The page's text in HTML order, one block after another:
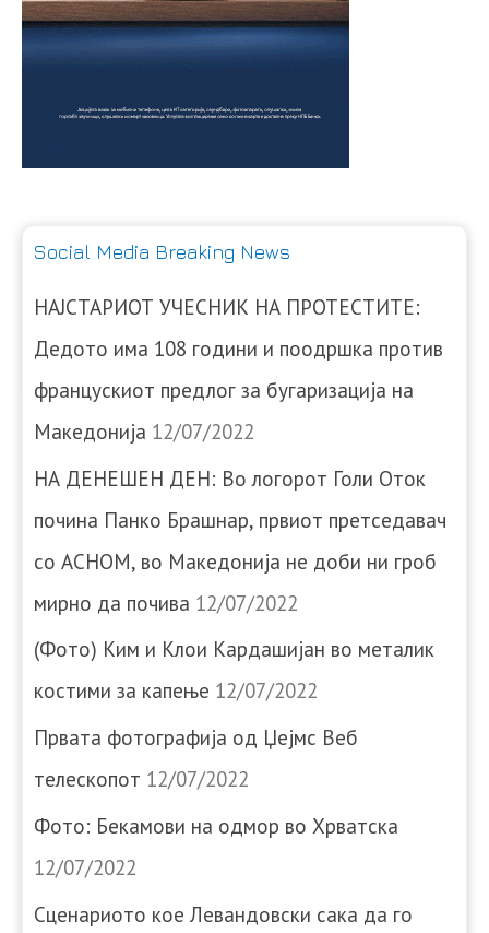
Social Media Breaking News
НАЈСТАРИОТ УЧЕСНИК НА ПРОТЕСТИТЕ:
Дедото има 108 години и поодршка против
францускиот предлог за бугаризација на
Македонија 12/07/2022
НА ДЕНЕШЕН ДЕН: Во логорот Голи Оток
почина Панко Брашнар, првиот претседавач
со АСНОМ, во Македонија не доби ни гроб
мирно да почива 12/07/2022
(Фото) Ким и Клои Кардашијан во металик
костими за капење 12/07/2022
Првата фотографија од Џејмс Веб
телескопот 12/07/2022
Фото: Бекамови на одмор во Хрватска
12/07/2022
Сценариото кое Левандовски сака да го